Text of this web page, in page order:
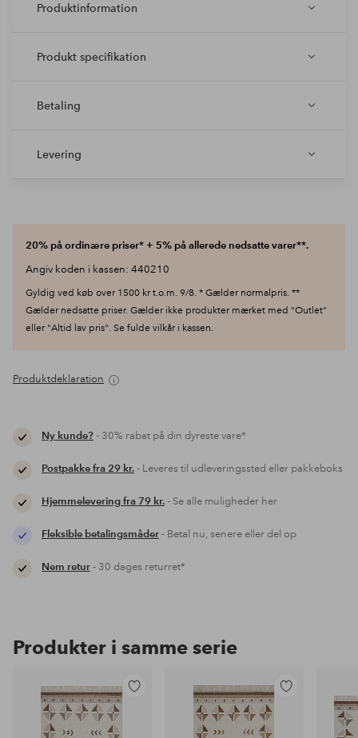
Produktinformation
Produkt specifikation
Betaling
Levering
20% på ordinære priser* + 5% på allerede nedsatte varer**.
Angiv koden i kassen: 440210
Gyldig ved køb over 1500 kr t.o.m. 9/8. * Gælder normalpris. **
Gælder nedsatte priser. Gælder ikke produkter mærket med "Outlet"
eller "Altid lav pris". Se fulde vilkår i kassen.
Produktdeklaration
Ny kunde?- 30% rabat på din dyreste vare*
Postpakke fra 29 kr.- Leveres til udleveringssted eller pakkeboks
Hjemmelevering fra 79 kr.- Se alle muligheder her
Fleksible betalingsmåder- Betal nu, senere eller del op
Nem retur- 30 dages returret*
Produkter i samme serie